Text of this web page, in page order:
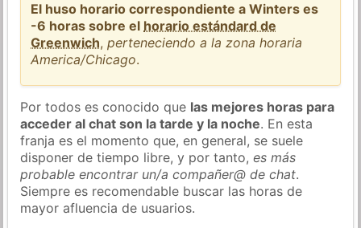
El huso horario correspondiente a Winters es
-6 horas sobre el horario estándard de
Greenwich,perteneciendo a la zona horaria
America/Chicago.
Por todos es conocido que las mejores horas para
acceder al chat son la tarde y la noche. En esta
franja es el momento que, en general, se suele
disponer de tiempo libre, y por tanto,es más
probable encontrar un/a compañer@ de chat.
Siempre es recomendable buscar las horas de
mayor afluencia de usuarios.